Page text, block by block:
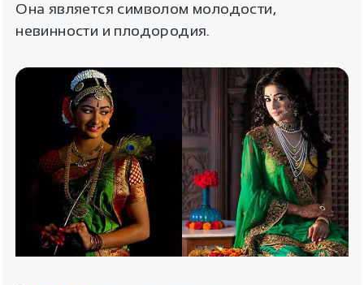
Она является символом молодости,
невинности и плодородия.